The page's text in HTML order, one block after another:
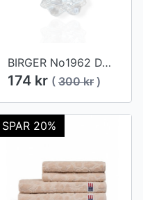
BIRGER No1962 DARLING BUENOS AIRES DRIKKE GLAS
174 kr ( 300 kr )
SPAR 20%